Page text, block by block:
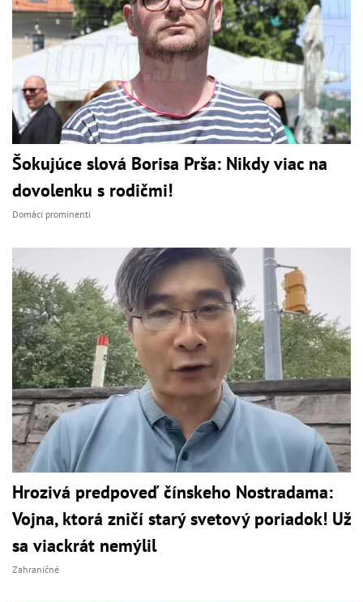
Šokujúce slová Borisa Prša: Nikdy viac na
dovolenku s rodičmi!
Domáci prominenti
Hrozivá predpoveď čínskeho Nostradama:
Vojna, ktorá zničí starý svetový poriadok! Už
sa viackrát nemýlil
Zahraničné